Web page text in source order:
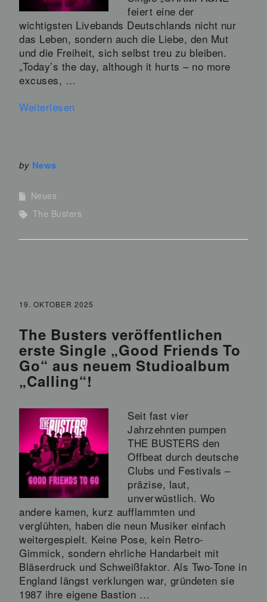
feiert eine der
wichtigsten Livebands Deutschlands nicht nur
das Leben, sondern auch die Liebe, den Mut
und die Freiheit, sich selbst treu zu bleiben.
„Today’s the day, although it hurts – no more
excuses, …
Weiterlesen
by News
Neues
The Busters
19. OKTOBER 2025
The Busters veröffentlichen
erste Single „Good Friends To
Go“ aus neuem Studioalbum
„Calling“!
Seit fast vier
Jahrzehnten pumpen
THE BUSTERS den
Offbeat durch deutsche
Clubs und Festivals –
präzise, laut,
unverwüstlich. Wo
andere kamen, kurz aufflammten und
verglühten, haben die neun Musiker einfach
weitergespielt. Keine Pose, kein Retro-
Gimmick, sondern ehrliche Handarbeit mit
Bläserdruck und Schweißfaktor. Als Two-Tone in
England längst verklungen war, gründeten sie
1987 ihre eigene Bastion …